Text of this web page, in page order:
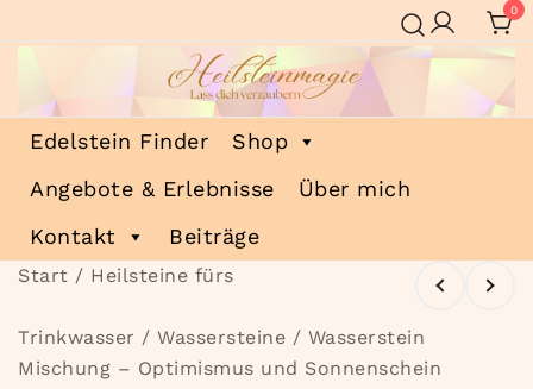
Inhalt
0
Heilsteinmagie
Lass dich verzaubern
Edelstein Finder
Shop
Angebote & Erlebnisse
Über mich
Kontakt
Beiträge
Start / Heilsteine fürs
Trinkwasser / Wassersteine / Wasserstein
Mischung – Optimismus und Sonnenschein